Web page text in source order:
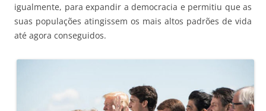
igualmente, para expandir a democracia e permitiu que as
suas populações atingissem os mais altos padrões de vida
até agora conseguidos.